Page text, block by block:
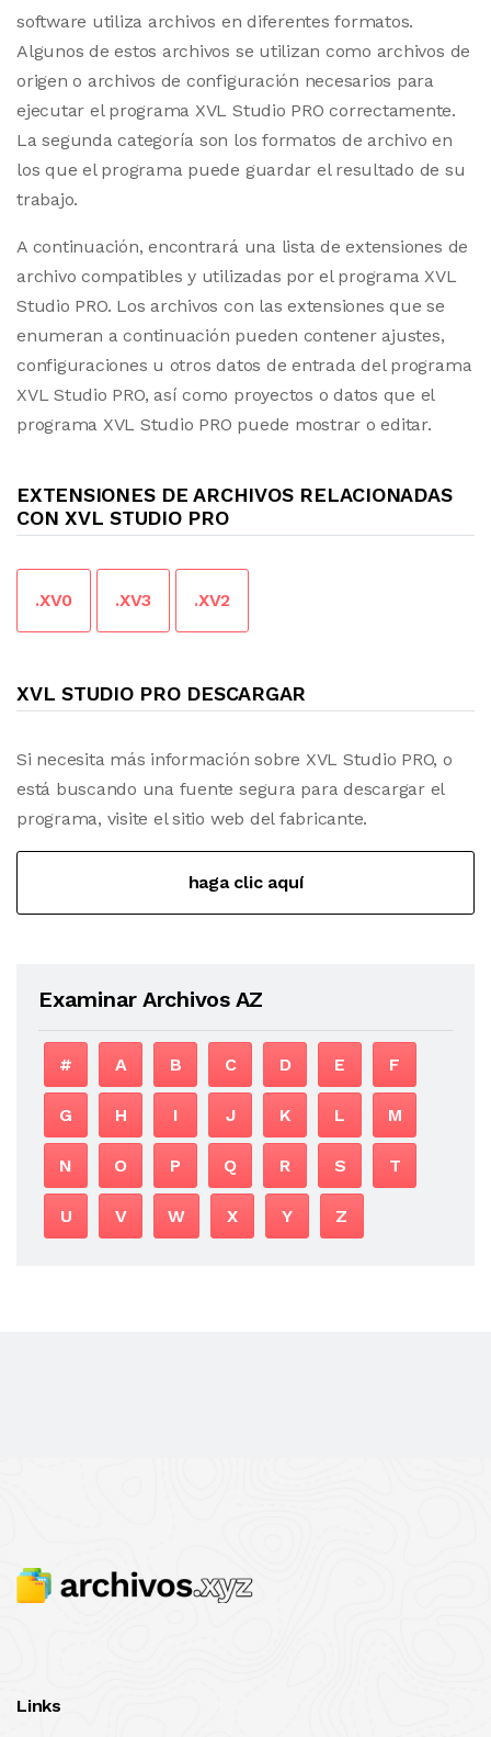
software utiliza archivos en diferentes formatos.
Algunos de estos archivos se utilizan como archivos de
origen o archivos de configuración necesarios para
ejecutar el programa XVL Studio PRO correctamente.
La segunda categoría son los formatos de archivo en
los que el programa puede guardar el resultado de su
trabajo.
A continuación, encontrará una lista de extensiones de
archivo compatibles y utilizadas por el programa XVL
Studio PRO. Los archivos con las extensiones que se
enumeran a continuación pueden contener ajustes,
configuraciones u otros datos de entrada del programa
XVL Studio PRO, así como proyectos o datos que el
programa XVL Studio PRO puede mostrar o editar.
EXTENSIONES DE ARCHIVOS RELACIONADAS
CON XVL STUDIO PRO
.XV0 .XV3 .XV2
XVL STUDIO PRO DESCARGAR
Si necesita más información sobre XVL Studio PRO, o
está buscando una fuente segura para descargar el
programa, visite el sitio web del fabricante.
haga clic aquí
Examinar Archivos AZ
# A B C D E F
G H I J K L M
N O P Q R S T
U V W X Y Z
Links